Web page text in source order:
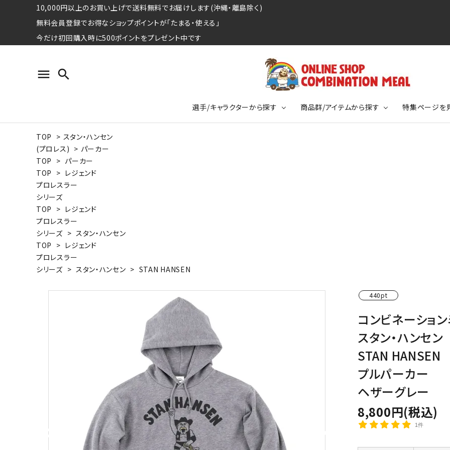
10,000円以上のお買い上げで送料無料でお届けします(沖縄・離島除く)
無料会員登録でお得なショップポイントが「たまる・使える」
今だけ初回購入時に500ポイントをプレゼント中です
menu search
選手/キャラクターから探す
プロ野球選手コレクション
日本プロサッカー選手会シリーズ
水泳競技選手コレクション
キャンベル料理長
商品群/アイテムから探す
Tシャツ
パーカー
期間限定販売アイテム
特集ページを
特集ページ
ウォーレン･クロマティ
特集ページ
競走馬コレクション
TOP > スタン・ハンセン
(プロレス) > パーカー
TOP > パーカー
TOP > レジェンド
プロレスラー
シリーズ
TOP > レジェンド
プロレスラー
シリーズ > スタン・ハンセン
TOP > レジェンド
プロレスラー
シリーズ > スタン・ハンセン > STAN HANSEN
440pt
コンビネーショ
スタン・ハンセン
STAN HANSEN
プルパーカー
ヘザーグレー
8,800円(税込)
1件